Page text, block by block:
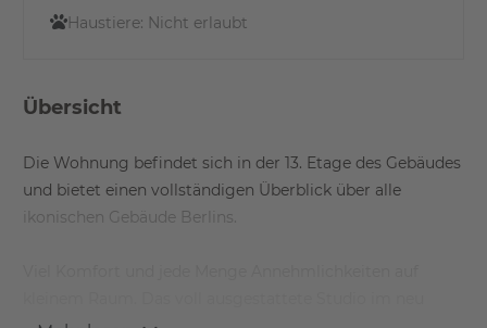
Haustiere: Nicht erlaubt
Übersicht
Die Wohnung befindet sich in der 13. Etage des Gebäudes
und bietet einen vollständigen Überblick über alle
ikonischen Gebäude Berlins.